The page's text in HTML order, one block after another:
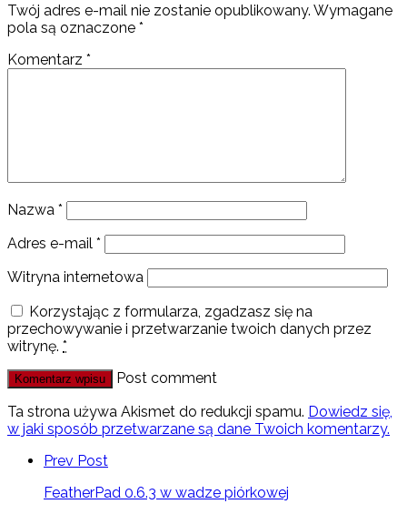
Twój adres e-mail nie zostanie opublikowany. Wymagane
pola są oznaczone *
Komentarz *
Nazwa *
Adres e-mail *
Witryna internetowa
Korzystając z formularza, zgadzasz się na
przechowywanie i przetwarzanie twoich danych przez
witrynę. *
Post comment
Ta strona używa Akismet do redukcji spamu. Dowiedz się,
w jaki sposób przetwarzane są dane Twoich komentarzy.
Prev Post
FeatherPad 0.6.3 w wadze piórkowej